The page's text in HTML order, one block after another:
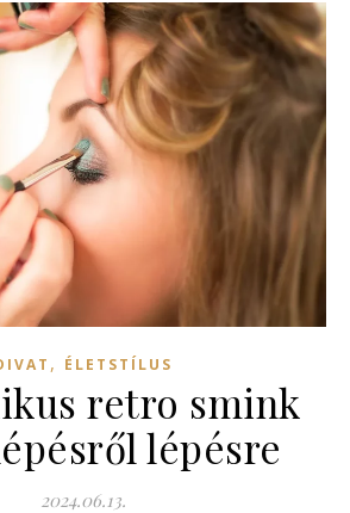
, ÉLETSTÍLUS
retro smink
lépésre
2024.06.13.